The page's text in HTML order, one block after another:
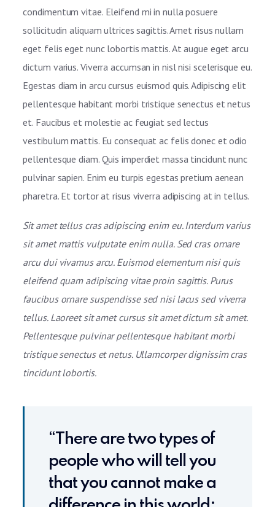
condimentum vitae. Eleifend mi in nulla posuere
sollicitudin aliquam ultrices sagittis. Amet risus nullam
eget felis eget nunc lobortis mattis. At augue eget arcu
dictum varius. Viverra accumsan in nisl nisi scelerisque eu.
Egestas diam in arcu cursus euismod quis. Adipiscing elit
pellentesque habitant morbi tristique senectus et netus
et. Faucibus et molestie ac feugiat sed lectus
vestibulum mattis. Eu consequat ac felis donec et odio
pellentesque diam. Quis imperdiet massa tincidunt nunc
pulvinar sapien. Enim eu turpis egestas pretium aenean
pharetra. Et tortor at risus viverra adipiscing at in tellus.
Sit amet tellus cras adipiscing enim eu. Interdum varius
sit amet mattis vulputate enim nulla. Sed cras ornare
arcu dui vivamus arcu. Euismod elementum nisi quis
eleifend quam adipiscing vitae proin sagittis. Purus
faucibus ornare suspendisse sed nisi lacus sed viverra
tellus. Laoreet sit amet cursus sit amet dictum sit amet.
Pellentesque pulvinar pellentesque habitant morbi
tristique senectus et netus. Ullamcorper dignissim cras
tincidunt lobortis.
“There are two types of
people who will tell you
that you cannot make a